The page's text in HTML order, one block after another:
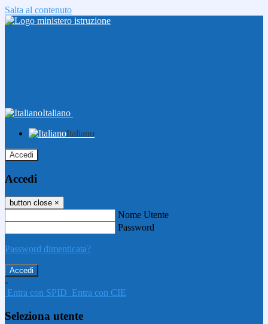
Salta al contenuto
Italiano
Italiano
Accedi
Accedi
button close ×
Nome Utente
Password
Password dimenticata?
-
Entra con SPID Entra con CIE
Seleziona utente